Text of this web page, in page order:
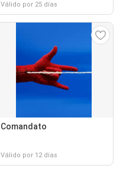
Válido por 25 días
Comandato
Válido por 12 días